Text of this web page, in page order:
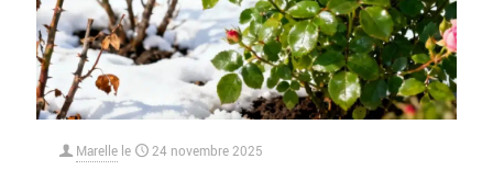
Marelle le 24 novembre 2025